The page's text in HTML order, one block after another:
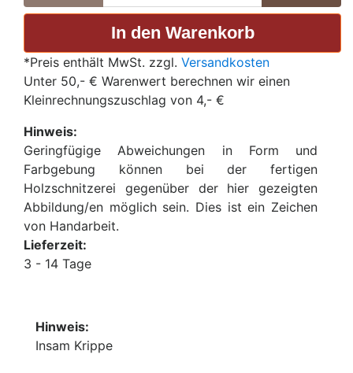
*Preis enthält MwSt. zzgl. Versandkosten
Unter 50,- € Warenwert berechnen wir einen
Kleinrechnungszuschlag von 4,- €
Hinweis:
Geringfügige Abweichungen in Form und
Farbgebung können bei der fertigen
Holzschnitzerei gegenüber der hier gezeigten
Abbildung/en möglich sein. Dies ist ein Zeichen
von Handarbeit.
Lieferzeit:
3 - 14 Tage
Hinweis:
Insam Krippe